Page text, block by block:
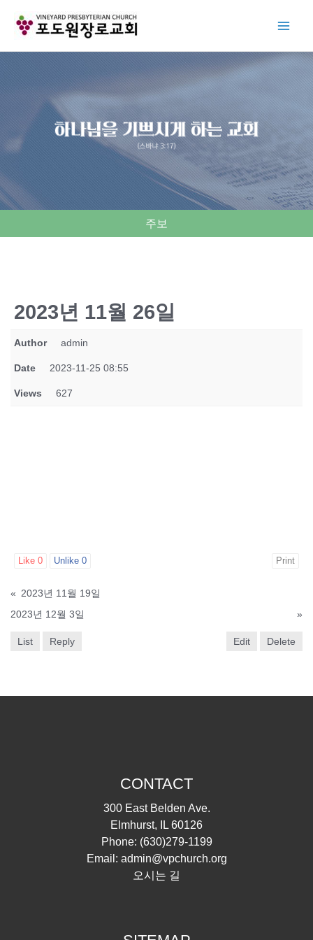
주보
2023년 11월 26일
Author admin
Date 2023-11-25 08:55
Views 627
Like 0 Unlike 0 Print
« 2023년 11월 19일
2023년 12월 3일
»
List Reply Edit Delete
CONTACT
300 East Belden Ave.
Elmhurst, IL 60126
Phone: (630)279-1199
Email: admin@vpchurch.org
오시는 길